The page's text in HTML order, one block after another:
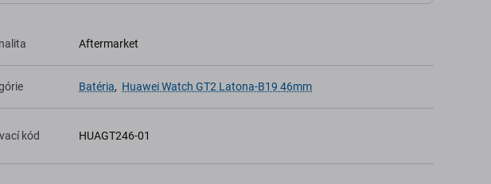
Aftermarket
Batéria, Huawei Watch GT2 Latona-B19 46mm
kód HUAGT246-01